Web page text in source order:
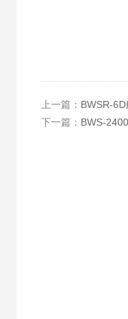
上一篇： BWSR-
下一篇： BWS-